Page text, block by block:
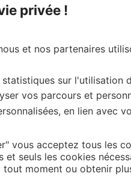
privée !
et nos partenaires
sur l'utilisation
vos parcours et
en lien avec
vous acceptez tous les
seuls les cookies
moment ou obtenir
cette activité?
du Pays Midi-Quercy.